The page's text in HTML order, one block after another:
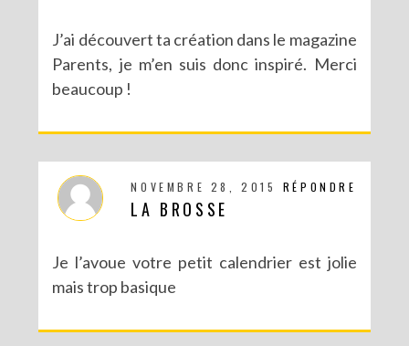
J’ai découvert ta création dans le magazine
Parents, je m’en suis donc inspiré. Merci
beaucoup !
RÉPONDRE
NOVEMBRE 28, 2015
LA BROSSE
Je l’avoue votre petit calendrier est jolie
mais trop basique